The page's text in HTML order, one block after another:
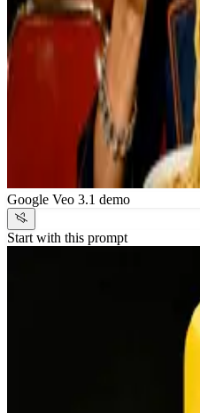
Google Veo 3.1 demo
Start with this prompt